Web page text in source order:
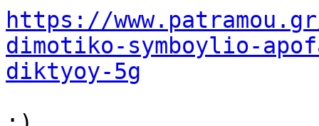
https://
dimotiko-symboylio-
diktyoy-5g